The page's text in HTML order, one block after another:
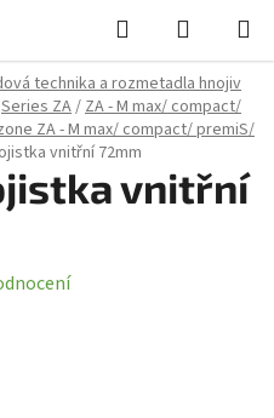
Hledat
KOŠÍK
technika a rozmetadla hnojiv
Series ZA/ZA - M max/ compact/
ZA - M max/ compact/ premiS/
vnitřní 72mm
vnitřní